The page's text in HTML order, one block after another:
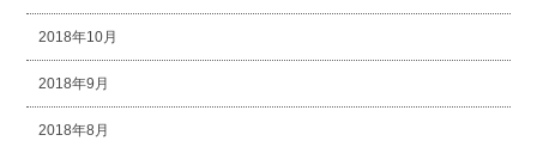
2018年10月
2018年9月
2018年8月